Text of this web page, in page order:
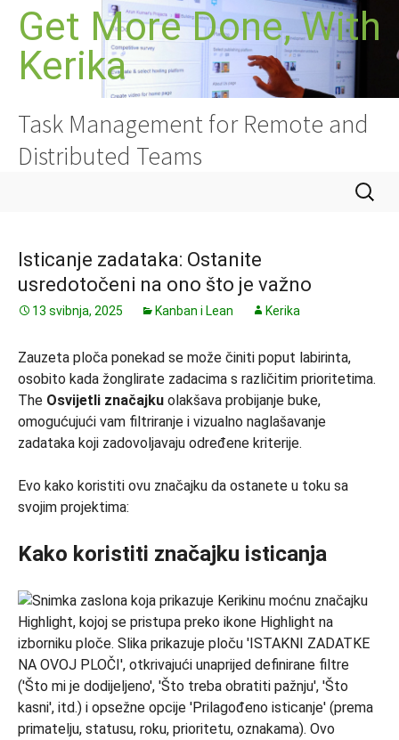
Skoči
sadržaja
Get More Done, With
Kerika
Task Management for Remote and
Distributed Teams
Isticanje zadataka: Ostanite
usredotočeni na ono što je važno
13 svibnja, 2025 Kanban i Lean Kerika
Zauzeta ploča ponekad se može činiti poput labirinta,
osobito kada žonglirate zadacima s različitim prioritetima.
The Osvijetli značajku olakšava probijanje buke,
omogućujući vam filtriranje i vizualno naglašavanje
zadataka koji zadovoljavaju određene kriterije.
Evo kako koristiti ovu značajku da ostanete u toku sa
svojim projektima:
Kako koristiti značajku isticanja